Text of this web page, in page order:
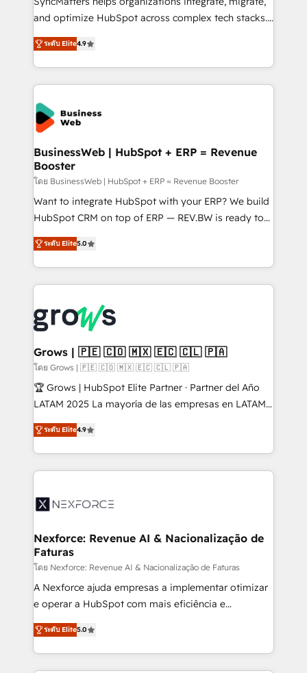
HubSpot with LinkedIn, WhatsApp, email, paid
Agent Development Deploy AI agents for
prospecting, follow-ups, service triage, and
onboarding in weeks Growth-Track: Unlock
advanced optimization & adoption 📍 São Paulo, BR
and optimize HubSpot across complex tech stacks.
From CRM data migrations to real-time integrations
and portal consolidations, we ensure clean, reliable
data across every system. Core Solutions: -
HubSpot CRM Data Migration - Custom HubSpot
Integrations (ERP, SaaS, APIs) - Real-Time Data
Synchronization - HubSpot Portal Consolidation -
Data Quality & Deduplication Use Cases: - Salesforce
to HubSpot migrations - HubSpot and NetSuite or
ERP integrations - Multi-system data
synchronization - Fixing broken or unreliable
integrations Trusted by RevOps teams to manage
complex, high-risk CRM migrations and integrations.
ระดับ Elite4.9
BusinessWeb | HubSpot + ERP = Revenue
Booster
โดย BusinessWeb | HubSpot + ERP = Revenue Booster
Want to integrate HubSpot with your ERP? We build
HubSpot CRM on top of ERP — REV.BW is ready to
use business model that you can for fast CRM start
in your organization. It's not brands that solve
challenges — it's people. Our Revenue Architects
work side-by-side with your team to turn your ERP
CRM actually drive revenue. We focus on
manufacturing, trade, distribution, logistics and
software companies that run ERP systems and need
a proven sales management layer, with pipeline
control, margin visibility, and reliable forecasting.
REV.BW is not another CRM implementation. It's a
management reporting, and ERP integration — built
from real experience, not experimentation. ✨
ERP integration expertise across multiple platforms
✨ Trusted by Polish market leaders and Stock
ระดับ Elite5.0
Grows | 🇵🇪 🇨🇴 🇲🇽 🇪🇨 🇨🇱 🇵🇦
โดย Grows | 🇵🇪 🇨🇴 🇲🇽 🇪🇨 🇨🇱 🇵🇦
🏆 Grows | HubSpot Elite Partner · Partner del Año
LATAM 2025 La mayoría de las empresas en LATAM
no tienen un problema de herramientas. Tienen un
problema de orden. Equipos desalineados, datos
dispersos y procesos que dependen de personas
clave — no de sistemas. Eso frena el crecimiento,
⚙️ Grows ordena los procesos comerciales, alinea
de forma que genera resultados reales desde las
primeras semanas — no meses. 🤝 No entregamos
proyectos y nos vamos. Nos quedamos como
socios estratégicos, ayudando a sostener y escalar
lo que construimos juntos. Porque crecer sin orden
Operamos en Colombia, Perú, México, Ecuador,
Chile, Panamá, Bolivia, Argentina y República
ระดับ Elite4.9
Nexforce: Revenue AI & Nacionalização de
Faturas
โดย Nexforce: Revenue AI & Nacionalização de Faturas
A Nexforce ajuda empresas a implementar otimizar
e operar a HubSpot com mais eficiência e
previsibilidade de receita. Combinamos Revenue
Operations (RevOps) e Inteligência Artificial para
estruturar processos integrar sistemas organizar
dados e automatizar operações. O objetivo é
ระดับ Elite5.0